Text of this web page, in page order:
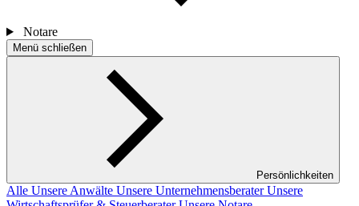
Notare
Menü schließen
Persönlichkeiten
Alle Unsere Anwälte Unsere UnternehmensberaterUnsere